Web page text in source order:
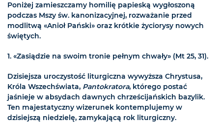
Poniżej zamieszczamy homilię papieską wygłoszoną
podczas Mszy św. kanonizacyjnej, rozważanie przed
modlitwą «Anioł Pański» oraz krótkie życiorysy nowych
świętych.
1. «Zasiądzie na swoim tronie pełnym chwały» (Mt 25, 31).
Dzisiejsza uroczystość liturgiczna wywyższa Chrystusa,
Króla Wszechświata, Pantokratora, którego postać
jaśnieje w absydach dawnych chrześcijańskich bazylik.
Ten majestatyczny wizerunek kontemplujemy w
dzisiejszą niedzielę, zamykającą rok liturgiczny.